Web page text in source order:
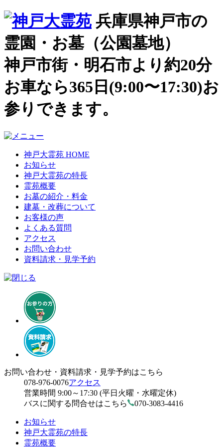
兵庫県神戸市の
霊園・お墓（公園墓地）
神戸市街・明石市より約20分
お車なら365日(9:00〜17:30)お
参りできます。
神戸大霊苑 HOME
お知らせ
神戸大霊苑の特長
霊苑概要
お墓の紹介・料金
建墓・改葬について
お客様の声
よくある質問
アクセス
お問い合わせ
資料請求・見学予約
お問い合わせ・資料請求・見学予約はこちら
078-976-0076アクセス
営業時間 9:00～17:30 (平日火曜・水曜定休)
バスに関する問合せはこちら
070-3083-4416
お知らせ
神戸大霊苑の特長
霊苑概要